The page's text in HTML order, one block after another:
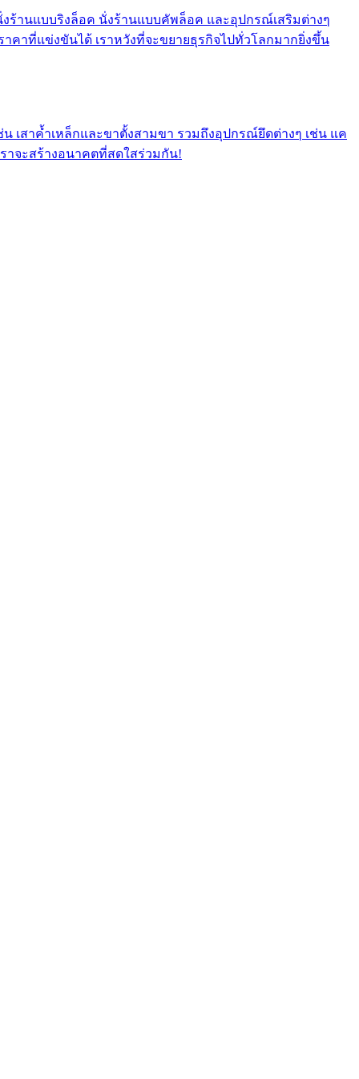
งร้านแบบริงล็อค นั่งร้านแบบคัพล็อค และอุปกรณ์เสริมต่างๆ
คาที่แข่งขันได้ เราหวังที่จะขยายธุรกิจไปทั่วโลกมากยิ่งขึ้น
เสาค้ำเหล็กและขาตั้งสามขา รวมถึงอุปกรณ์ยึดต่างๆ เช่น แค
าจะสร้างอนาคตที่สดใสร่วมกัน!